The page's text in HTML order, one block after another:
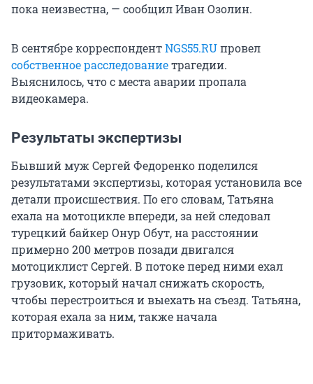
пока неизвестна, — сообщил Иван Озолин.
В сентябре корреспондентNGS55.RUпровел
собственное расследованиетрагедии.
Выяснилось, что с места аварии пропала
видеокамера.
Результаты экспертизы
Бывший муж Сергей Федоренко поделился
результатами экспертизы, которая установила все
детали происшествия. По его словам, Татьяна
ехала на мотоцикле впереди, за ней следовал
турецкий байкер Онур Обут, на расстоянии
примерно 200 метров позади двигался
мотоциклист Сергей. В потоке перед ними ехал
грузовик, который начал снижать скорость,
чтобы перестроиться и выехать на съезд. Татьяна,
которая ехала за ним, также начала
притормаживать.